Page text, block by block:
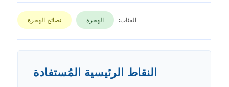
الفئات: الهجرة نصائح الهجرة
النقاط الرئيسية المُستفادة